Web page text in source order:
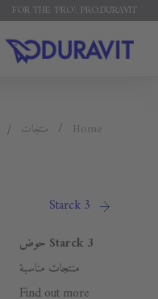
FOR THE 'PRO': PRO.DURAVIT
Home منتجات
Starck 3
Starck 3 حوض
منتجات مناسبة
Find out more